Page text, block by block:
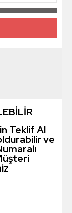
Teklif Al
ve